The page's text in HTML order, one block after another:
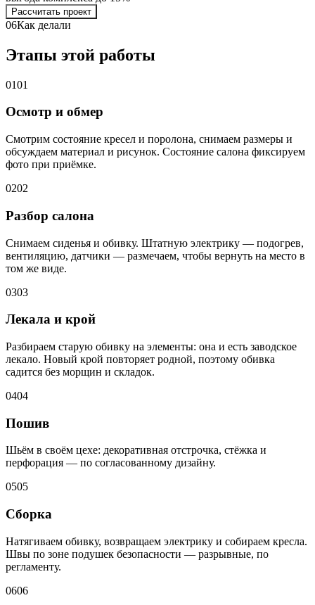
Рассчитать проект
06Как делали
Этапы этой работы
0101
Осмотр и обмер
Смотрим состояние кресел и поролона, снимаем размеры и
обсуждаем материал и рисунок. Состояние салона фиксируем
фото при приёмке.
0202
Разбор салона
Снимаем сиденья и обивку. Штатную электрику — подогрев,
вентиляцию, датчики — размечаем, чтобы вернуть на место в
том же виде.
0303
Лекала и крой
Разбираем старую обивку на элементы: она и есть заводское
лекало. Новый крой повторяет родной, поэтому обивка
садится без морщин и складок.
0404
Пошив
Шьём в своём цехе: декоративная отстрочка, стёжка и
перфорация — по согласованному дизайну.
0505
Сборка
Натягиваем обивку, возвращаем электрику и собираем кресла.
Швы по зоне подушек безопасности — разрывные, по
регламенту.
0606